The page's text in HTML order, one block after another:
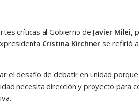
críticas al Gobierno de Javier Milei,
Cristina Kirchner se refirió
el desafío de debatir en unidad
necesita dirección y proyecto para